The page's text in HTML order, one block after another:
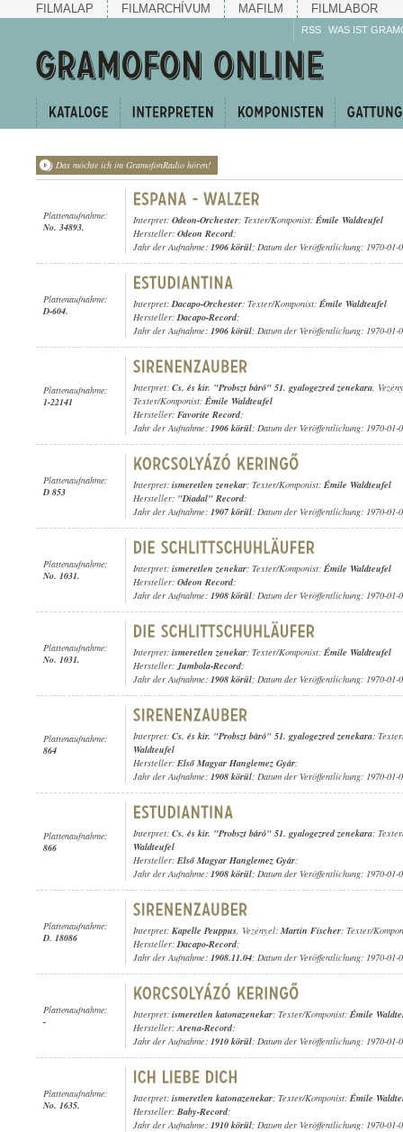
FILMALAP FILMARCHÍVUM MAFILM FILMLABOR
RSS WAS IST
Das möchte ich im GramofonRadio hören!
Plattenaufnahme:
No. 34893.
Interpret: Odeon-Orchester; Texter/Komponist: Émile Waldteufel
Hersteller: Odeon Record;
Jahr der Aufnahme: 1906 körül; Datum der Veröffentlichung: 1970-01-
Plattenaufnahme:
D-604.
Interpret:Dacapo-Orchester; Texter/Komponist: Émile Waldteufel
Hersteller:Dacapo-Record;
Jahr der Aufnahme: 1906 körül; Datum der Veröffentlichung: 1970-01-
Plattenaufnahme:
1-22141
Interpret: Cs. és kir. "Probszt báró" 51. gyalogezred zenekara,
Texter/Komponist: Émile Waldteufel
Hersteller: Favorite Record;
Jahr der Aufnahme: 1906 körül; Datum der Veröffentlichung: 1970-01-
Plattenaufnahme:
D 853
Interpret: ismeretlen zenekar; Texter/Komponist: Émile Waldteufel
Hersteller: "Diadal" Record;
Jahr der Aufnahme: 1907 körül; Datum der Veröffentlichung: 1970-01-
Plattenaufnahme:
No. 1031.
Interpret: ismeretlen zenekar; Texter/Komponist: Émile Waldteufel
Hersteller: Odeon Record;
Jahr der Aufnahme: 1908 körül; Datum der Veröffentlichung: 1970-01-
Plattenaufnahme:
No. 1031.
Interpret: ismeretlen zenekar; Texter/Komponist: Émile Waldteufel
Hersteller:Jumbola-Record;
Jahr der Aufnahme: 1908 körül; Datum der Veröffentlichung: 1970-01-
Plattenaufnahme:
864
Interpret: Cs. és kir. "Probszt báró" 51. gyalogezred zenekara;
Waldteufel
Hersteller: Első Magyar Hanglemez Gyár;
Jahr der Aufnahme: 1908 körül; Datum der Veröffentlichung: 1970-01-
Plattenaufnahme:
866
Interpret: Cs. és kir. "Probszt báró" 51. gyalogezred zenekara;
Waldteufel
Hersteller: Első Magyar Hanglemez Gyár;
Jahr der Aufnahme: 1908 körül; Datum der Veröffentlichung: 1970-01-
Plattenaufnahme:
D. 18086
Interpret: Kapelle Peuppus, Vezényel: Martin Fischer; Texter/
Hersteller:Dacapo-Record;
Jahr der Aufnahme: 1908.11.04; Datum der Veröffentlichung: 1970-01-
Plattenaufnahme:
-
Interpret: ismeretlen katonazenekar; Texter/Komponist: Émile
Hersteller:Arena-Record;
Jahr der Aufnahme: 1910 körül; Datum der Veröffentlichung: 1970-01-
Plattenaufnahme:
No. 1635.
Interpret: ismeretlen katonazenekar; Texter/Komponist: Émile
Hersteller: Baby-Record;
Jahr der Aufnahme: 1910 körül; Datum der Veröffentlichung: 1970-01-